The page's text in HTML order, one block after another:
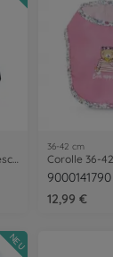
36-42 cm
9000141790
12,99 €
NEU